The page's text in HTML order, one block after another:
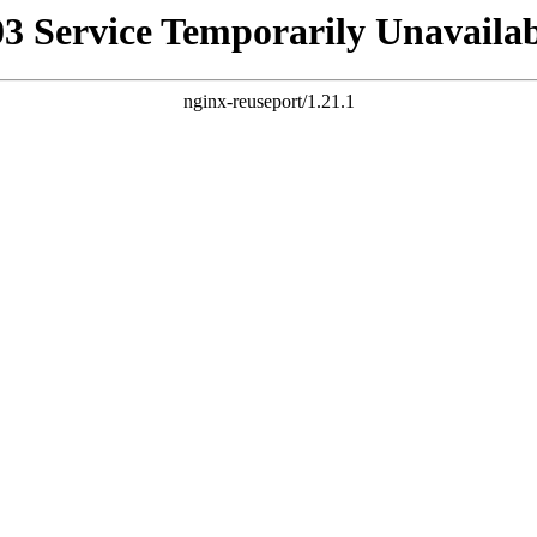
Service Temporarily
nginx-reuseport/1.21.1